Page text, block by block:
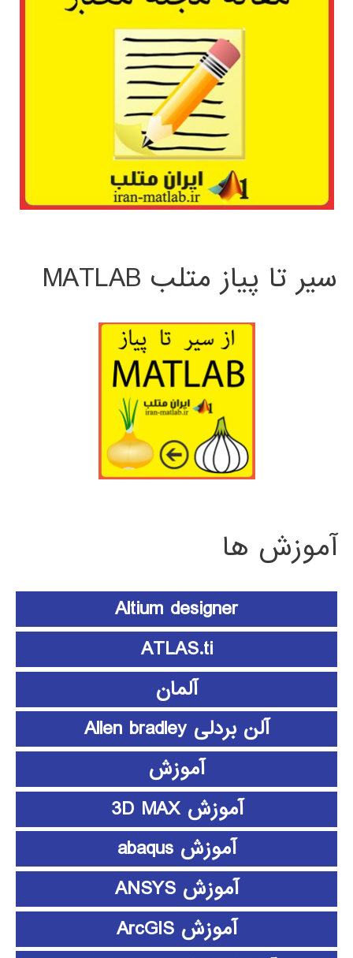
سیر تا پیاز متلب MATLAB
آموزش ها
Altium designer
ATLAS.ti
آلمان
آلن بردلی Allen bradley
آموزش
آموزش 3D MAX
آموزش abaqus
آموزش ANSYS
آموزش ArcGIS